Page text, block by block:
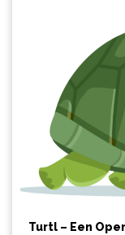
Turtl – Een